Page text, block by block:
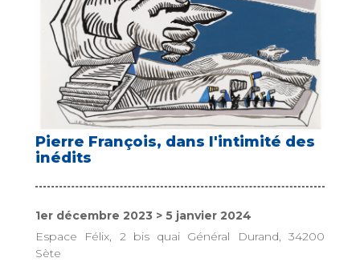
Pierre François, dans l'intimité des
inédits
1er décembre 2023 > 5 janvier 2024
Espace Félix, 2 bis quai Général Durand, 34200
Sète